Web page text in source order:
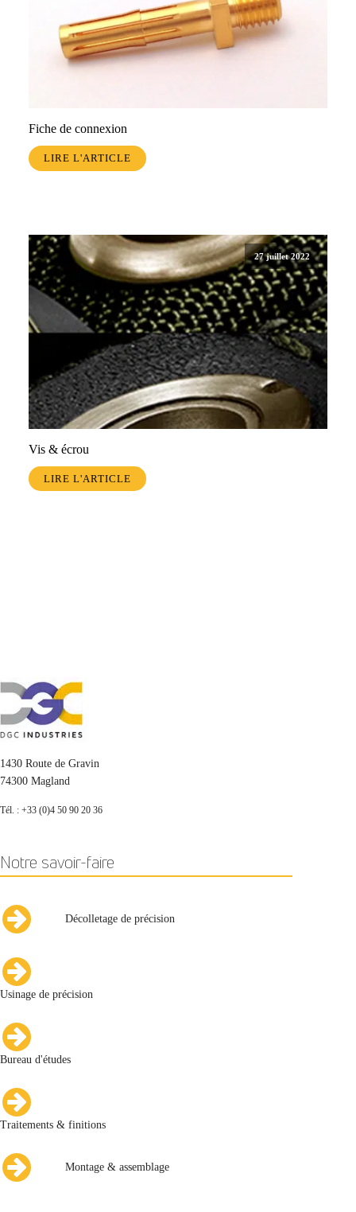
Fiche de connexion
LIRE L'ARTICLE
27 juillet 2022
Vis & écrou
LIRE L'ARTICLE
1430 Route de Gravin
74300 Magland
Tél. : +33 (0)4 50 90 20 36
Notre savoir-faire
Décolletage de précision
Usinage de précision
Bureau d'études
Traitements & finitions
Montage & assemblage